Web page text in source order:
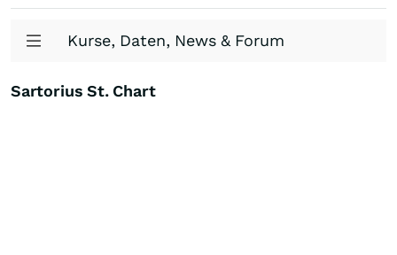
Kurse, Daten, News & Forum
Sartorius St. Chart